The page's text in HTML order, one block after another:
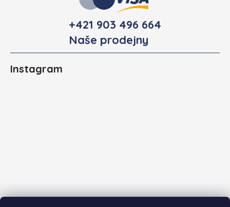
+421 903 496 664
Naše prodejny
Instagram